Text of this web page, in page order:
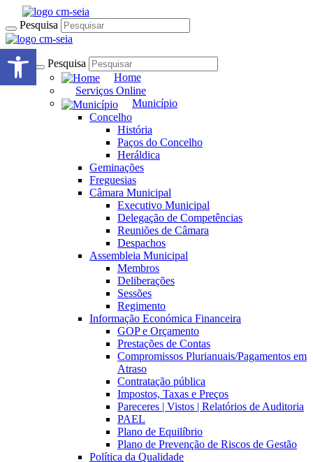
Pesquisa
Pesquisa
Home
Serviços Online
Município
Concelho
História
Paços do Concelho
Heráldica
Geminações
Freguesias
Câmara Municipal
Executivo Municipal
Delegação de Competências
Reuniões de Câmara
Despachos
Assembleia Municipal
Membros
Deliberações
Sessões
Regimento
Informação Económica Financeira
GOP e Orçamento
Prestações de Contas
Compromissos Plurianuais/Pagamentos em
Atraso
Contratação pública
Impostos, Taxas e Preços
Pareceres | Vistos | Relatórios de Auditoria
PAEL
Plano de Equilíbrio
Plano de Prevenção de Riscos de Gestão
Política da Qualidade
Open toolbar